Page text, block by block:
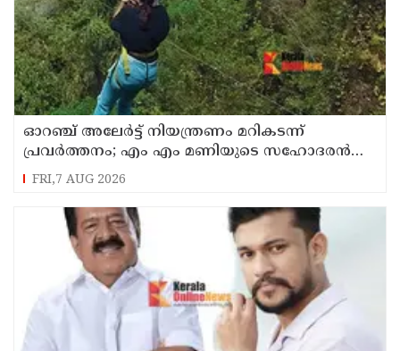
ഓറഞ്ച് അലേര്‍ട്ട് നിയന്ത്രണം മറികടന്ന്
പ്രവര്‍ത്തനം; എം എം മണിയുടെ സഹോദരന്‍
നടത്തുന്ന സിപ് ലൈന്‍ പൂട്ടിച്ച് അധികൃതര്‍
FRI,7 AUG 2026